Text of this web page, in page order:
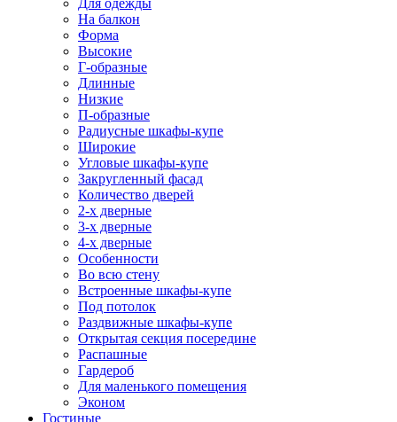
Для одежды
На балкон
Форма
Высокие
Г-образные
Длинные
Низкие
П-образные
Радиусные шкафы-купе
Широкие
Угловые шкафы-купе
Закругленный фасад
Количество дверей
2-х дверные
3-х дверные
4-х дверные
Особенности
Во всю стену
Встроенные шкафы-купе
Под потолок
Раздвижные шкафы-купе
Открытая секция посередине
Распашные
Гардероб
Для маленького помещения
Эконом
Гостиные